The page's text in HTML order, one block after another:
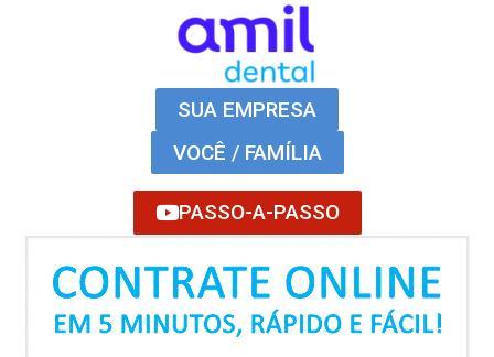
SUA EMPRESA
VOCÊ / FAMÍLIA
PASSO-A-PASSO